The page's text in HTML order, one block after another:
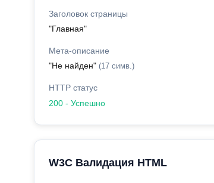
Заголовок страницы
"Главная"
Мета-описание
"Не найден" (17 симв.)
HTTP статус
200 - Успешно
W3C Валидация HTML